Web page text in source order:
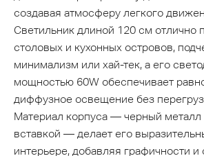
создавая атмосферу легкого
Светильник длиной 120 см отлично
столовых и кухонных островов,
минимализм или хай-тек, а его
мощностью 60W обеспечивает
диффузное освещение без
Материал корпуса — черный металл
вставкой — делает его
интерьере, добавляя графичности